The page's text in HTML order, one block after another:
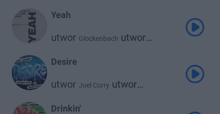
Yeah
utwor Glockenbach utwor
Desire
utwor Joel Corry utwor
Drinkin'